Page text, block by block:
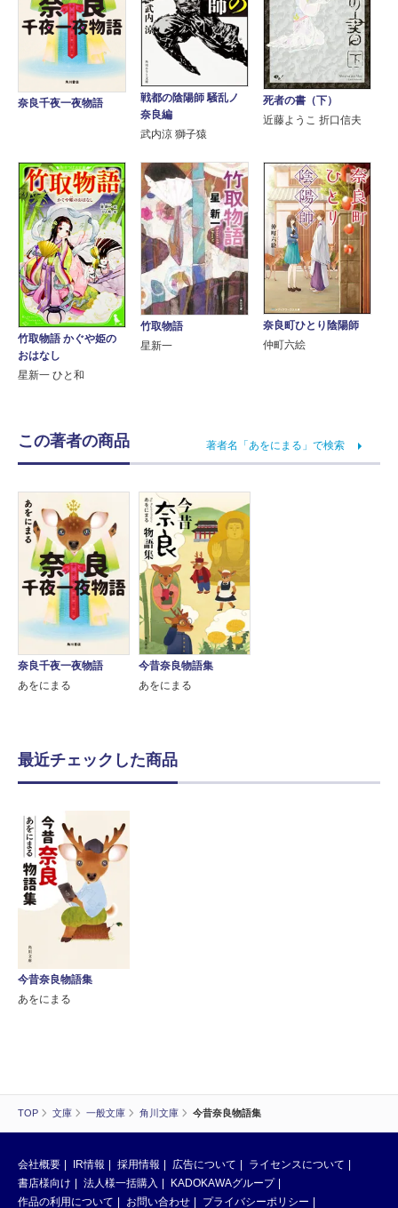
TOP 文庫 一般文庫 角川文庫 今昔奈良物語集
奈良千夜一夜物語
戦都の陰陽師 騒乱ノ
奈良編
武内涼 獅子猿
死者の書（下）
近藤ようこ 折口信夫
竹取物語 かぐや姫の
おはなし
星新一 ひと和
竹取物語
星新一
奈良町ひとり陰陽師
仲町六絵
この著者の商品 著者名「あをにまる」で検索
奈良千夜一夜物語
あをにまる
今昔奈良物語集
あをにまる
最近チェックした商品
今昔奈良物語集
あをにまる
会社概要 IR情報 採用情報 広告について
ライセンスについて
書店様向け
法人様一括購入
KADOKAWAグループ
作品の利用について
お問い合わせ プライバシーポリシー